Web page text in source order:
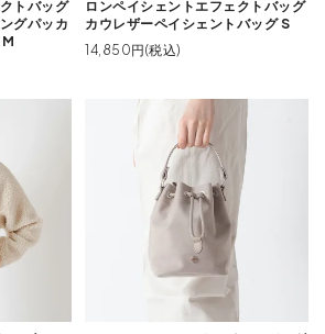
トバッグ
グパッカ
ロンペイシェントエフェクトバッグ
カウレザーペイシェントバッグ S
14,850円(税込)